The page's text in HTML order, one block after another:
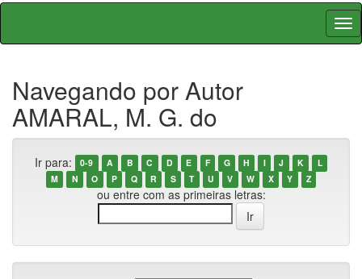
Skip
Navegando por Autor
AMARAL, M. G. do
Ir para: 0-9 A B C D E F G H I J K
L
M
N O P Q R S T U V W X Y Z
ou entre com as primeiras letras: